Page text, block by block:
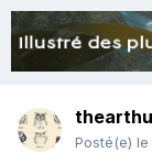
Posté(e) le